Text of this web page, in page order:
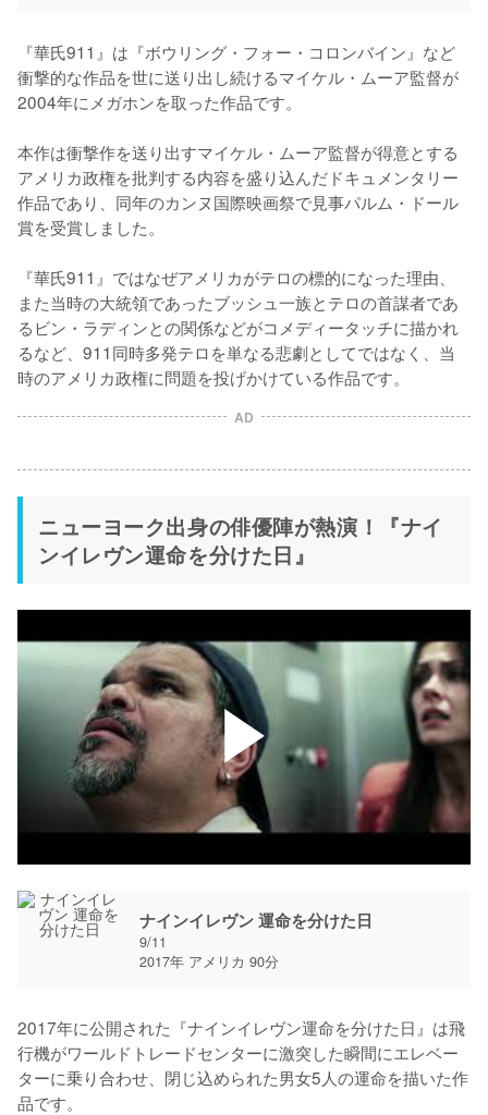
『華氏911』は『ボウリング・フォー・コロンバイン』など
衝撃的な作品を世に送り出し続けるマイケル・ムーア監督が
2004年にメガホンを取った作品です。
本作は衝撃作を送り出すマイケル・ムーア監督が得意とする
アメリカ政権を批判する内容を盛り込んだドキュメンタリー
作品であり、同年のカンヌ国際映画祭で見事パルム・ドール
賞を受賞しました。
『華氏911』ではなぜアメリカがテロの標的になった理由、
また当時の大統領であったブッシュ一族とテロの首謀者であ
るビン・ラディンとの関係などがコメディータッチに描かれ
るなど、911同時多発テロを単なる悲劇としてではなく、当
時のアメリカ政権に問題を投げかけている作品です。
AD
ニューヨーク出身の俳優陣が熱演！『ナイ
ンイレヴン運命を分けた日』
ナインイレヴン 運命を分けた日
9/11
2017年 アメリカ 90分
2017年に公開された『ナインイレヴン運命を分けた日』は飛
行機がワールドトレードセンターに激突した瞬間にエレベー
ターに乗り合わせ、閉じ込められた男女5人の運命を描いた作
品です。